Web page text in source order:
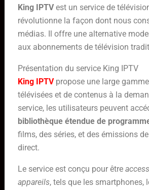
King IPTVest un service de
révolutionne la façon dont nous
médias. Il offre une alternative
aux abonnements de télévision
Présentation du service King IPTV
King IPTV propose une large
télévisées et de contenus à la
service, les utilisateurs peuvent
bibliothèque étendue de
films, des séries, et des émissions
direct.
Le service est conçu pour être
appareils, tels que les smartphones,